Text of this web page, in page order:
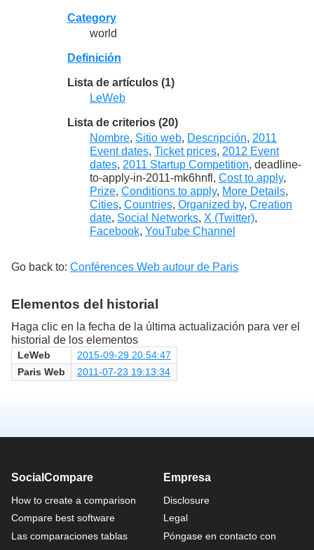
Category
world
Definición
Lista de artículos (1)
LeWeb
Lista de criterios (20)
Nombre, Sitio web, Descripción, 2011
Event dates, Ticket prices, 2012 Event
dates, 2011 Startup Competition, deadline-
to-apply-in-2011-mk6hnfl, Cost to apply,
Prize, Conditions to apply, More Details,
Cities, Countries, Organized by, Creation
date, Social Networks, X (Twitter),
Facebook, YouTube Channel
Go back to: Conférences Web autour de Paris
Elementos del historial
Haga clic en la fecha de la última actualización para ver el
historial de los elementos
LeWeb
2015-09-29 20:54:47
Paris Web
2011-07-23 19:13:34
SocialCompare
How to create a comparison
Compare best software
Las comparaciones tablas
Empresa
Disclosure
Legal
Póngase en contacto con